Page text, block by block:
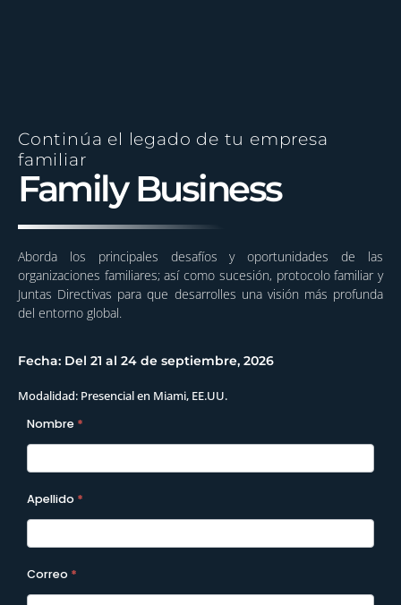
Continúa el legado de tu empresa
familiar
Family Business
Aborda los principales desafíos y oportunidades de las
organizaciones familiares; así como sucesión, protocolo familiar y
Juntas Directivas para que desarrolles una visión más profunda
del entorno global.
Fecha: Del 21 al 24 de septiembre, 2026
Modalidad: Presencial en Miami, EE.UU.
A2026 -
Formulario
Programas
Nombre *
Apellido *
Correo *